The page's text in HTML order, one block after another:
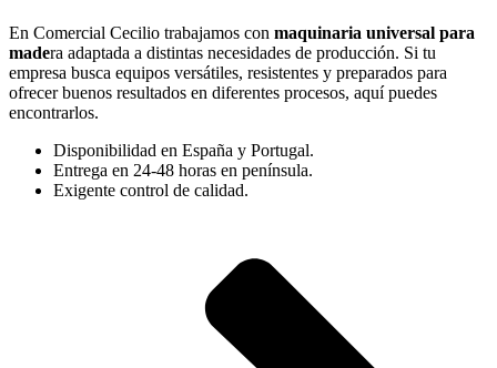
En Comercial Cecilio trabajamos con maquinaria universal para
madera adaptada a distintas necesidades de producción. Si tu
empresa busca equipos versátiles, resistentes y preparados para
ofrecer buenos resultados en diferentes procesos, aquí puedes
encontrarlos.
Disponibilidad en España y Portugal.
Entrega en 24-48 horas en península.
Exigente control de calidad.